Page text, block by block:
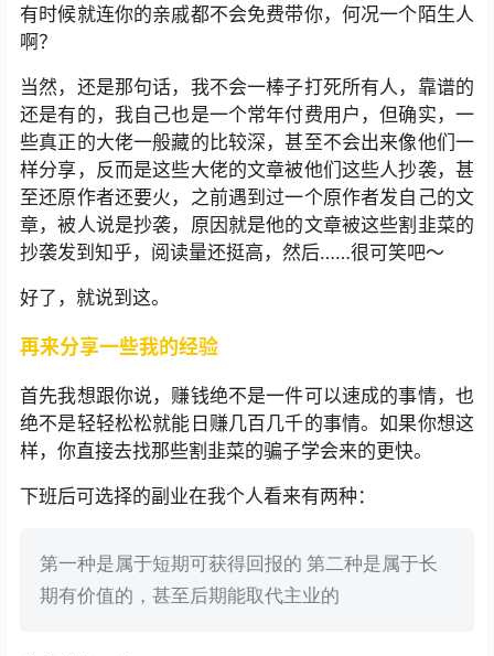
有时候就连你的亲戚都不会免费带你，何况一个陌生人
啊？
当然，还是那句话，我不会一棒子打死所有人，靠谱的
还是有的，我自己也是一个常年付费用户，但确实，一
些真正的大佬一般藏的比较深，甚至不会出来像他们一
样分享，反而是这些大佬的文章被他们这些人抄袭，甚
至还原作者还要火，之前遇到过一个原作者发自己的文
章，被人说是抄袭，原因就是他的文章被这些割韭菜的
抄袭发到知乎，阅读量还挺高，然后……很可笑吧～
好了，就说到这。
再来分享一些我的经验
首先我想跟你说，赚钱绝不是一件可以速成的事情，也
绝不是轻轻松松就能日赚几百几千的事情。如果你想这
样，你直接去找那些割韭菜的骗子学会来的更快。
下班后可选择的副业在我个人看来有两种：
第一种是属于短期可获得回报的 第二种是属于长
期有价值的，甚至后期能取代主业的